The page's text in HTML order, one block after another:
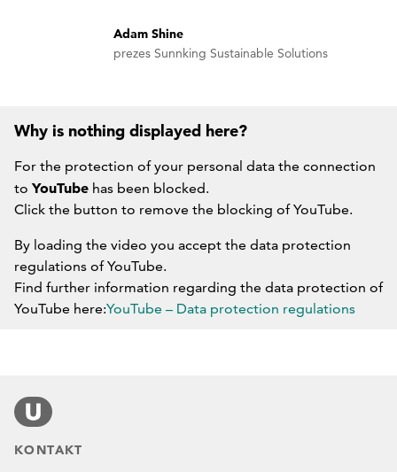
Adam Shine
prezes Sunnking Sustainable Solutions
Why is nothing displayed here?
For the protection of your personal data the connection
to YouTube has been blocked.
Click the button to remove the blocking of YouTube.
By loading the video you accept the data protection
regulations of YouTube.
Find further information regarding the data protection of
YouTube here:YouTube – Data protection regulations
KONTAKT